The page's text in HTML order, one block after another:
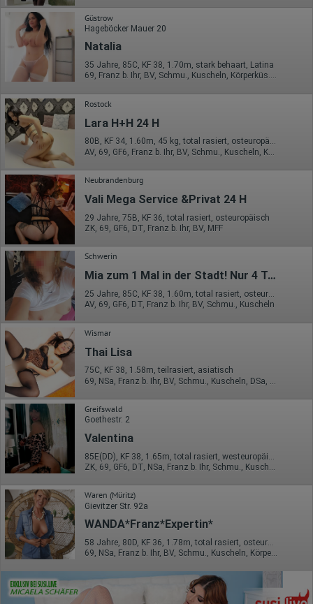
Güstrow
Hageböcker Mauer 20
Natalia
35 Jahre, 85C, KF 38, 1.70m, stark behaart, Latina
69, Franz b. Ihr, BV, Schmu., Kuscheln, Körperküs., DSa, Mast.
Rostock
Lara H+H 24 H
80B, KF 34, 1.60m, 45 kg, total rasiert, osteuropäisch
Neubrandenburg
Vali Mega Service &Privat 24 H
29 Jahre, 75B, KF 36, total rasiert, osteuropäisch
ZK, 69, GF6, DT, Franz b. Ihr, BV, MFF
Schwerin
Mia zum 1 Mal in der Stadt! Nur 4 Tage da!
25 Jahre, 85C, KF 38, 1.60m, total rasiert, osteuropäisch
AV, 69, GF6, DT, Franz b. Ihr, BV, Schmu., Kuscheln
Wismar
Thai Lisa
75C, KF 38, 1.58m, teilrasiert, asiatisch
Greifswald
Goethestr. 2
Valentina
ZK, 69, GF6, DT, NSa, Franz b. Ihr, Schmu., Kuscheln
Waren (Müritz)
Gievitzer Str. 92a
WANDA*Franz*Expertin*
58 Jahre, 80D, KF 36, 1.78m, total rasiert, osteuropäisch
69, NSa, Franz b. Ihr, BV, Schmu., Kuscheln, Körperküs., DSp